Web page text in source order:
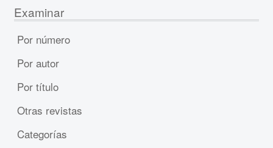
Examinar
Por número
Por autor
Por título
Otras revistas
Categorías